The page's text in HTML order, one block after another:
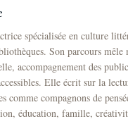
spécialisée en culture
Son parcours mêle
accompagnement des
Elle écrit sur la
comme compagnons de
éducation, famille,